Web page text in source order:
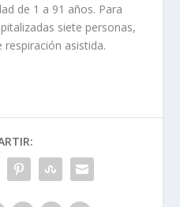
de 1 a 91 años. Para
siete personas,
respiración asistida.